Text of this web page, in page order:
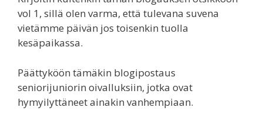
vol 1, sillä olen varma, että tulevana suvena
vietämme päivän jos toisenkin tuolla
kesäpaikassa.
Päättyköön tämäkin blogipostaus
seniorijuniorin oivalluksiin, jotka ovat
hymyilyttäneet ainakin vanhempiaan.